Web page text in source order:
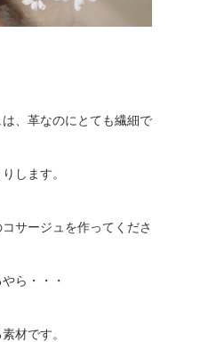
、革なのにとても繊細で
します。
サージュを作ってくださ
ら・・・
材です。